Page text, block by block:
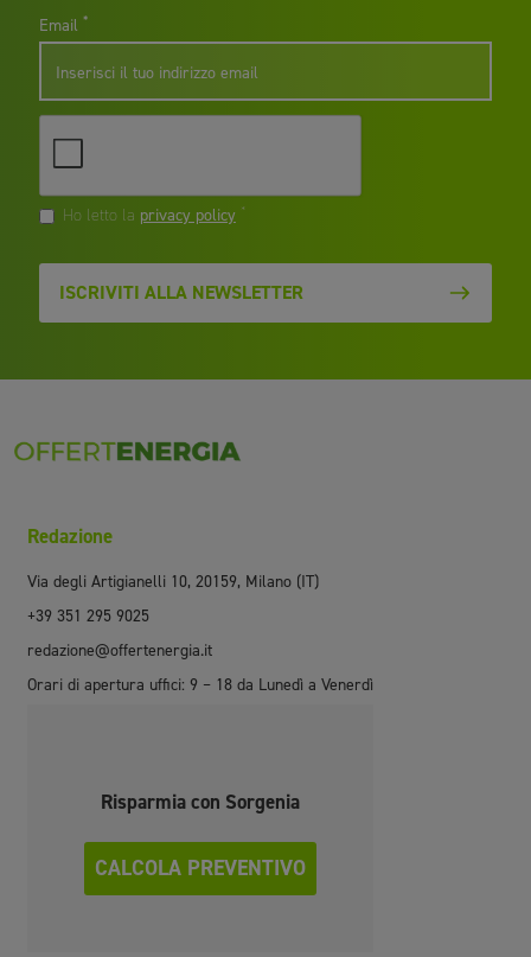
Email *
Ho letto la privacy policy *
ISCRIVITI ALLA NEWSLETTER
Redazione
Via degli Artigianelli 10, 20159, Milano (IT)
+39 351 295 9025
redazione@offertenergia.it
Orari di apertura uffici: 9 – 18 da Lunedì a Venerdì
Risparmia con Sorgenia
CALCOLA PREVENTIVO